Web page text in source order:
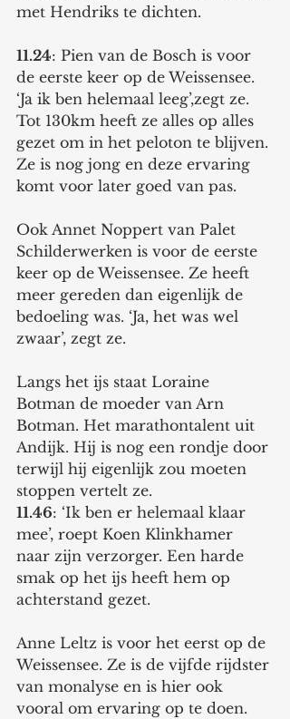
met Hendriks te dichten.
11.24: Pien van de Bosch is voor
de eerste keer op de Weissensee.
‘Ja ik ben helemaal leeg’,zegt ze.
Tot 130km heeft ze alles op alles
gezet om in het peloton te blijven.
Ze is nog jong en deze ervaring
komt voor later goed van pas.
Ook Annet Noppert van Palet
Schilderwerken is voor de eerste
keer op de Weissensee. Ze heeft
meer gereden dan eigenlijk de
bedoeling was. ‘Ja, het was wel
zwaar’, zegt ze.
Langs het ijs staat Loraine
Botman de moeder van Arn
Botman. Het marathontalent uit
Andijk. Hij is nog een rondje door
terwijl hij eigenlijk zou moeten
stoppen vertelt ze.
11.46: ‘Ik ben er helemaal klaar
mee’, roept Koen Klinkhamer
naar zijn verzorger. Een harde
smak op het ijs heeft hem op
achterstand gezet.
Anne Leltz is voor het eerst op de
Weissensee. Ze is de vijfde rijdster
van monalyse en is hier ook
vooral om ervaring op te doen.